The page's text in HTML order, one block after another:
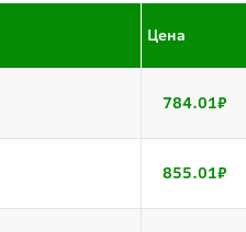
Цена
784.01
855.01